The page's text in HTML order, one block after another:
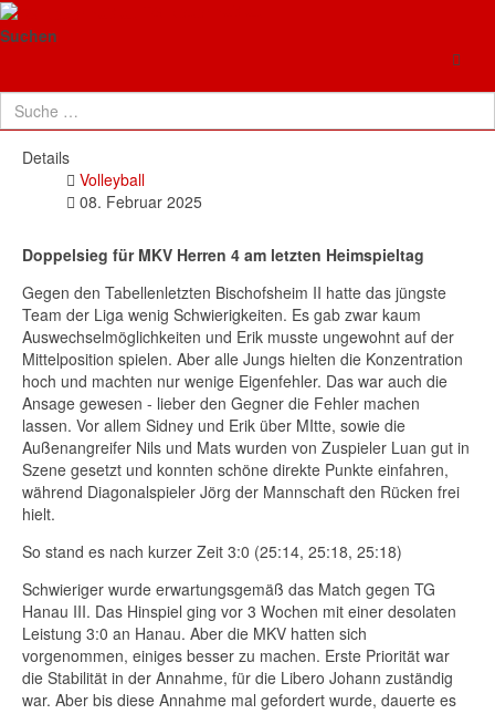
Suchen
Doppelsieg für MKV Herren 4
am letzten Heimspieltag
Details
Volleyball
08. Februar 2025
Doppelsieg für MKV Herren 4 am letzten Heimspieltag
Gegen den Tabellenletzten Bischofsheim II hatte das jüngste
Team der Liga wenig Schwierigkeiten. Es gab zwar kaum
Auswechselmöglichkeiten und Erik musste ungewohnt auf der
Mittelposition spielen. Aber alle Jungs hielten die Konzentration
hoch und machten nur wenige Eigenfehler. Das war auch die
Ansage gewesen - lieber den Gegner die Fehler machen
lassen. Vor allem Sidney und Erik über MItte, sowie die
Außenangreifer Nils und Mats wurden von Zuspieler Luan gut in
Szene gesetzt und konnten schöne direkte Punkte einfahren,
während Diagonalspieler Jörg der Mannschaft den Rücken frei
hielt.
So stand es nach kurzer Zeit 3:0 (25:14, 25:18, 25:18)
Schwieriger wurde erwartungsgemäß das Match gegen TG
Hanau III. Das Hinspiel ging vor 3 Wochen mit einer desolaten
Leistung 3:0 an Hanau. Aber die MKV hatten sich
vorgenommen, einiges besser zu machen. Erste Priorität war
die Stabilität in der Annahme, für die Libero Johann zuständig
war. Aber bis diese Annahme mal gefordert wurde, dauerte es